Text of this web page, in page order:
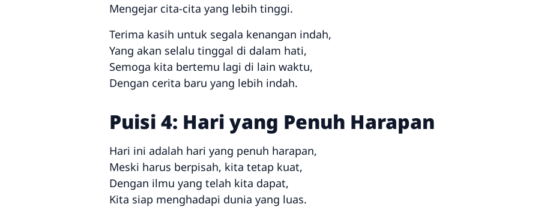
Mengejar cita-cita yang lebih tinggi.
Terima kasih untuk segala kenangan indah,
Yang akan selalu tinggal di dalam hati,
Semoga kita bertemu lagi di lain waktu,
Dengan cerita baru yang lebih indah.
Puisi 4: Hari yang Penuh Harapan
Hari ini adalah hari yang penuh harapan,
Meski harus berpisah, kita tetap kuat,
Dengan ilmu yang telah kita dapat,
Kita siap menghadapi dunia yang luas.